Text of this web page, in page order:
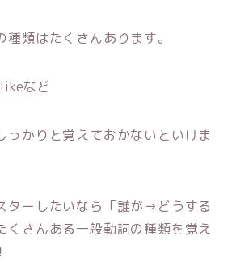
類はたくさんあります。
など
っかりと覚えておかないといけま
ターしたいなら「誰が→どうする
さんある一般動詞の種類を覚え